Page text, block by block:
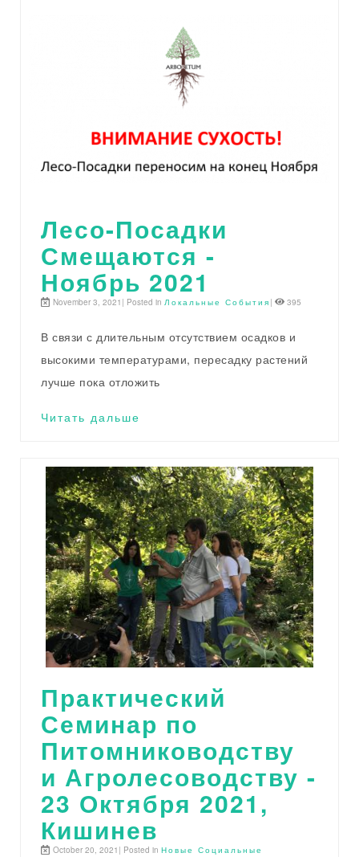
Лесо-Посадки
Смещаются -
Ноябрь 2021
November 3, 2021| Posted in Локальные События | 395
В связи с длительным отсутствием осадков и
высокими температурами, пересадку растений
лучше пока отложить
Читать дальше
Практический
Семинар по
Питомниководству
и Агролесоводству -
23 Октября 2021,
Кишинев
October 20, 2021| Posted in Новые Социальные